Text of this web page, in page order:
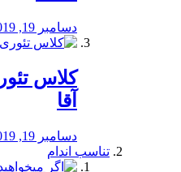
دسامبر 19, 2019
آقا
دسامبر 19, 2019
تناسب اندام